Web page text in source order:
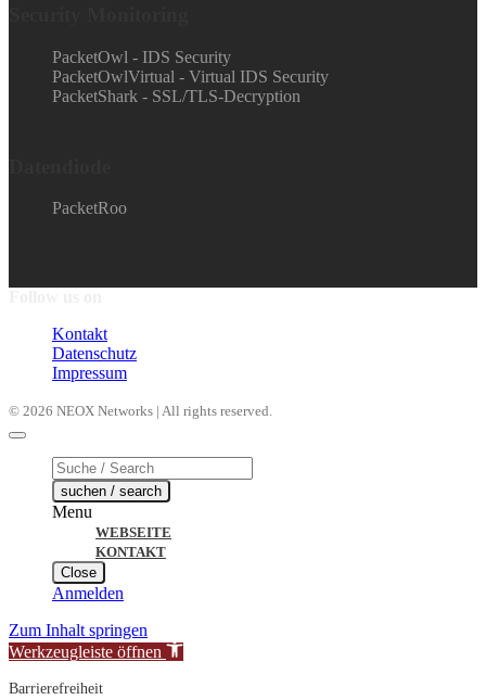
PacketOwl - IDS Security
PacketOwlVirtual - Virtual IDS Security
PacketShark - SSL/TLS-Decryption
PacketRoo
Kontakt
Datenschutz
Impressum
© 2026 NEOX Networks | All rights reserved.
Products
search
suchen / search
Menu
WEBSEITE
KONTAKT
Close
Anmelden
Zum Inhalt springen
Werkzeugleiste öffnen
Barrierefreiheit